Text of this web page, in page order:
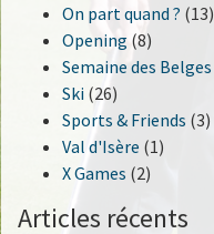
On part quand ? (13)
Opening (8)
Semaine des Belges
Ski (26)
Sports & Friends (3)
Val d'Isère (1)
X Games (2)
Articles récents